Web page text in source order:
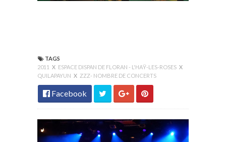
TAGS
2011 X ESPACE DISPAN DE FLORAN - L'HAŸ-LES-ROSES X
QUILAPAYUN X ZZZ- NOMBRE DE CONCERTS
Facebook